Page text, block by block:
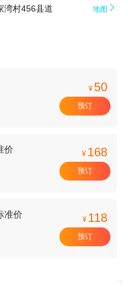
湾村456县道 地图 
¥ 50
预订
价 ¥ 168
预订
准价 ¥ 118
预订